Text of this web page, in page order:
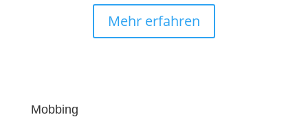
Mehr erfahren
Mobbing